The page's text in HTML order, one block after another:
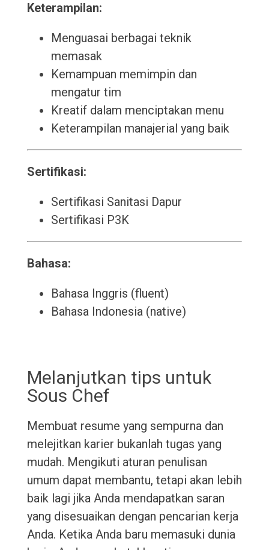
Keterampilan:
Menguasai berbagai teknik
memasak
Kemampuan memimpin dan
mengatur tim
Kreatif dalam menciptakan menu
Keterampilan manajerial yang baik
Sertifikasi:
Sertifikasi Sanitasi Dapur
Sertifikasi P3K
Bahasa:
Bahasa Inggris (fluent)
Bahasa Indonesia (native)
Melanjutkan tips untuk
Sous Chef
Membuat resume yang sempurna dan
melejitkan karier bukanlah tugas yang
mudah. Mengikuti aturan penulisan
umum dapat membantu, tetapi akan lebih
baik lagi jika Anda mendapatkan saran
yang disesuaikan dengan pencarian kerja
Anda. Ketika Anda baru memasuki dunia